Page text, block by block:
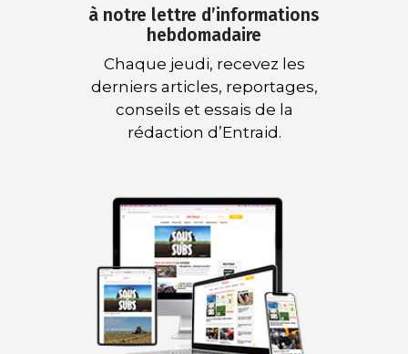
à notre lettre d’informations
hebdomadaire
Chaque jeudi, recevez les
derniers articles, reportages,
conseils et essais de la
rédaction d’Entraid.